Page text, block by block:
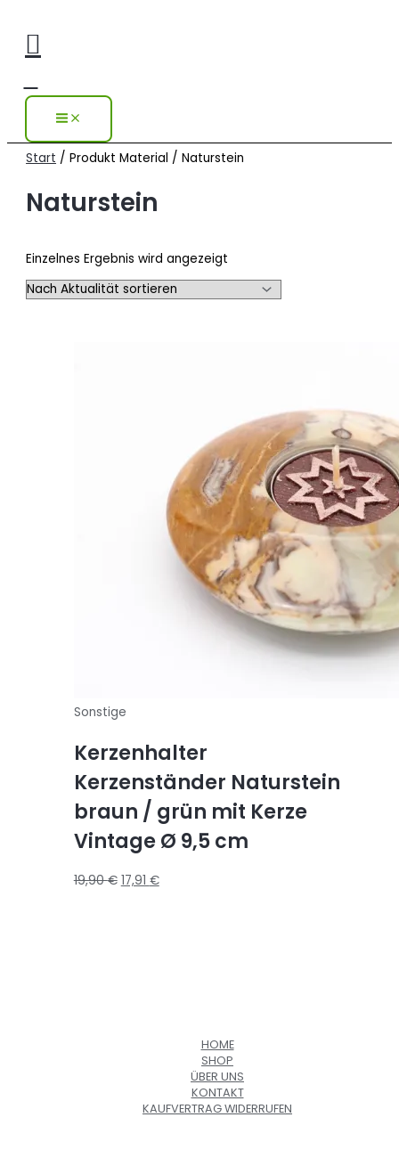
Suchen
Start / Produkt Material / Naturstein
Naturstein
Einzelnes Ergebnis wird angezeigt
Sonstige
Kerzenhalter
Kerzenständer Naturstein
braun / grün mit Kerze
Vintage Ø 9,5 cm
19,90€ 17,91 €
HOME
SHOP
ÜBER UNS
KONTAKT
KAUFVERTRAG WIDERRUFEN